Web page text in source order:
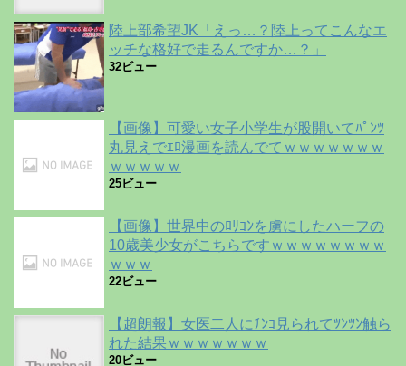
陸上部希望JK「えっ…？陸上ってこんなエ
ッチな格好で走るんですか…？」
32ビュー
【画像】可愛い女子小学生が股開いてﾊﾟﾝﾂ
丸見えでｴﾛ漫画を読んでてｗｗｗｗｗｗｗ
ｗｗｗｗｗ
25ビュー
【画像】世界中のﾛﾘｺﾝを虜にしたハーフの
10歳美少女がこちらですｗｗｗｗｗｗｗｗ
ｗｗｗ
22ビュー
【超朗報】女医二人にﾁﾝｺ見られてﾂﾝﾂﾝ触ら
れた結果ｗｗｗｗｗｗｗ
20ビュー